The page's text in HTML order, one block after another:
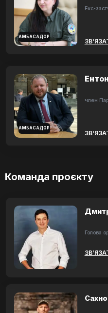
АМБАСАДОР
Екс-
АМБАСАДОР
член
Команда проєкту
Голова